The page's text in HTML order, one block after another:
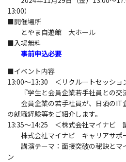
13:00）
■開催場所
とやま自遊館 大ホール
■入場無料
事前申込必要
■イベント内容
13:00～13:30 ＜リクルートセッショ
『学生と会員企業若手社員との交
会員企業の若手社員が、日頃のIT
の就職経験等をご紹介します。
13:35～14:25 ＜株式会社マイナビ
株式会社マイナビ キャリアサポ
講演テーマ：面接突破の秘訣とマ
ン